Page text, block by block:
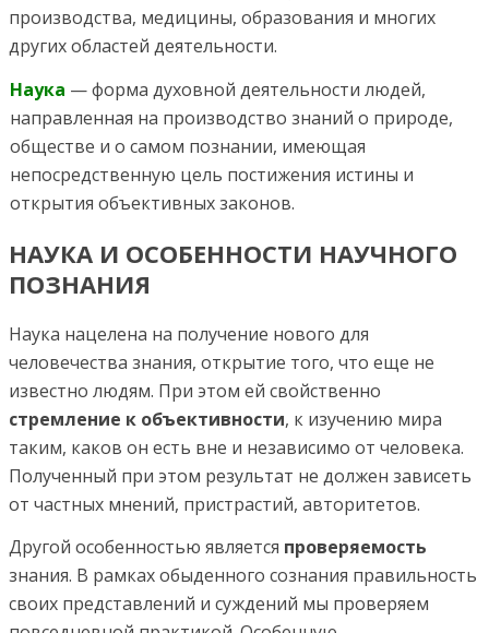
производства, медицины, образования и многих
других областей деятельности.
Наука — форма духовной деятельности людей,
направленная на производство знаний о природе,
обществе и о самом познании, имеющая
непосредственную цель постижения истины и
открытия объективных законов.
НАУКА И ОСОБЕННОСТИ НАУЧНОГО
ПОЗНАНИЯ
Наука нацелена на получение нового для
человечества знания, открытие того, что еще не
известно людям. При этом ей свойственно
стремление к объективности, к изучению мира
таким, каков он есть вне и независимо от человека.
Полученный при этом результат не должен зависеть
от частных мнений, пристрастий, авторитетов.
Другой особенностью является проверяемость
знания. В рамках обыденного сознания правильность
своих представлений и суждений мы проверяем